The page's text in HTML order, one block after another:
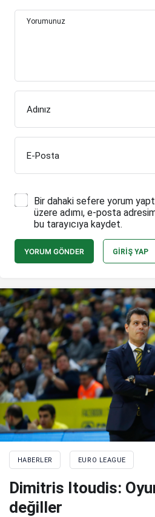
Yorumunuz
Adınız
E-Posta
Bir dahaki sefere yorum
üzere adımı, e-posta
bu tarayıcıya kaydet.
YORUM GÖNDER GIRIŞ YAP
HABERLER EURO LEAGUE
Dimitris Itoudis:
değiller